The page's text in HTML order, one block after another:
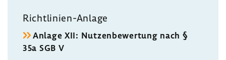
Richtlinien-​Anlage
Anlage XII: Nutzen­be­wer­tung nach §
35a SGB V